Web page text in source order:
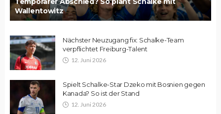
Wallentowitz
Nächster Neuzugang fix: Schalke-Team
verpflichtet Freiburg-Talent
12. Juni 2026
Spielt Schalke-Star Dzeko mit Bosnien gegen
Kanada? So ist der Stand
12. Juni 2026